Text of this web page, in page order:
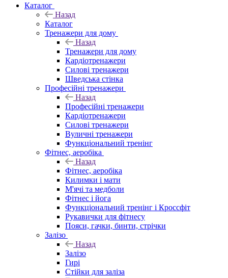
Каталог
Назад
Каталог
Тренажери для дому
Назад
Тренажери для дому
Кардіотренажери
Силові тренажери
Шведська стінка
Професійні тренажери
Назад
Професійні тренажери
Кардіотренажери
Силові тренажери
Вуличні тренажери
Функціональний тренінг
Фітнес, аеробіка
Назад
Фітнес, аеробіка
Килимки і мати
М'ячі та медболи
Фітнес і йога
Функціональний тренінг і Кроссфіт
Рукавички для фітнесу
Пояси, гачки, бинти, стрічки
Залізо
Назад
Залізо
Гирі
Стійки для заліза